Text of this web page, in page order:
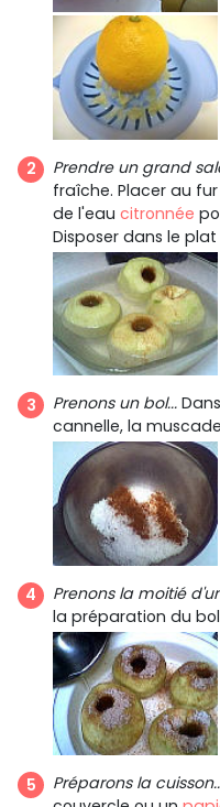
Prendre un grand
fraîche. Placer au
de l'eau citronnée
Disposer dans le
Prenons un bol...
cannelle, la
Prenons la moitié
la préparation du
Préparons la